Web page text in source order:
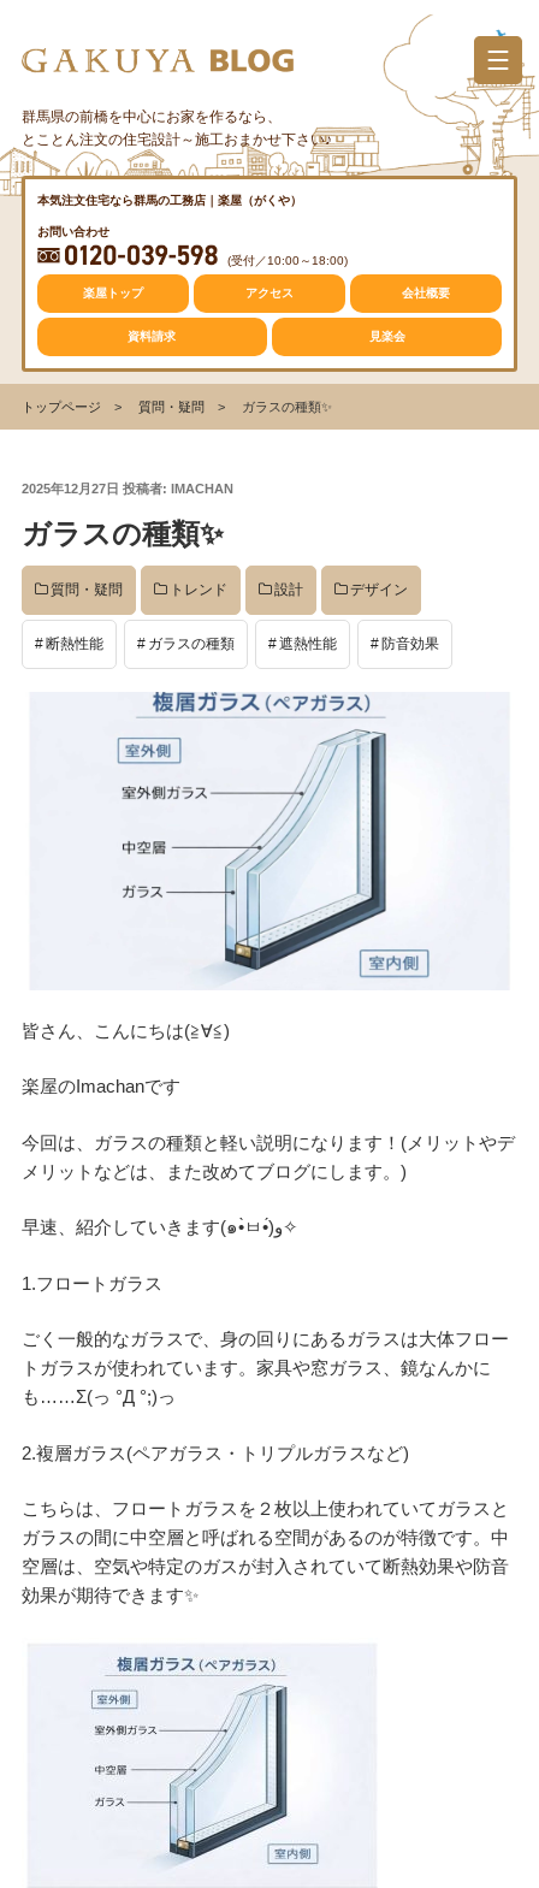
へ
ス
群馬県の前橋を中心にお家を作るなら、
とことん注文の住宅設計～施工おまかせ下さい♪
本気注文住宅なら群馬の工務店｜楽屋（がくや）
お問い合わせ
(受付／10:00～18:00)
楽屋トップ アクセス 会社概要
資料請求 見楽会
トップページ 質問・疑問 ガラスの種類✨
投
日:
2025年12月27日 投稿者: IMACHAN
ガラスの種類✨
質問・疑問 トレンド 設計 デザイン
断熱性能 ガラスの種類 遮熱性能 防音効果
皆さん、こんにちは(≧∀≦)ゞ
楽屋のImachanです
今回は、ガラスの種類と軽い説明になります！(メリットやデ
メリットなどは、また改めてブログにします。)
早速、紹介していきます(๑•̀ㅂ•́)و✧
1.フロートガラス
ごく一般的なガラスで、身の回りにあるガラスは大体フロー
トガラスが使われています。家具や窓ガラス、鏡なんかに
も……Σ(っ °Д °;)っ
2.複層ガラス(ペアガラス・トリプルガラスなど)
こちらは、フロートガラスを２枚以上使われていてガラスと
ガラスの間に中空層と呼ばれる空間があるのが特徴です。中
空層は、空気や特定のガスが封入されていて断熱効果や防音
効果が期待できます✨
カテゴリー
質問・疑問
トレンド
収納
イベント
店舗
施工グループ
新商品
未分類